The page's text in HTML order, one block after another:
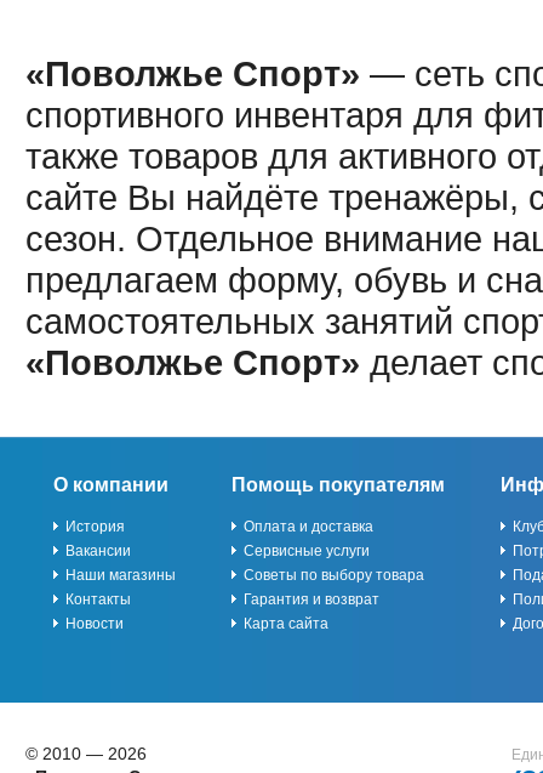
«Поволжье Спорт» — сеть
спортивного инвентаря для
также товаров для активного
сайте Вы найдёте тренажёры,
сезон. Отдельное внимание
предлагаем форму, обувь и
самостоятельных занятий
«Поволжье Спорт» делает
О компании
История
Вакансии
Наши магазины
Контакты
Новости
Помощь покупателям
Оплата и доставка
Сервисные услуги
Советы по выбору товара
Гарантия и возврат
Карта сайта
© 2010 — 2026